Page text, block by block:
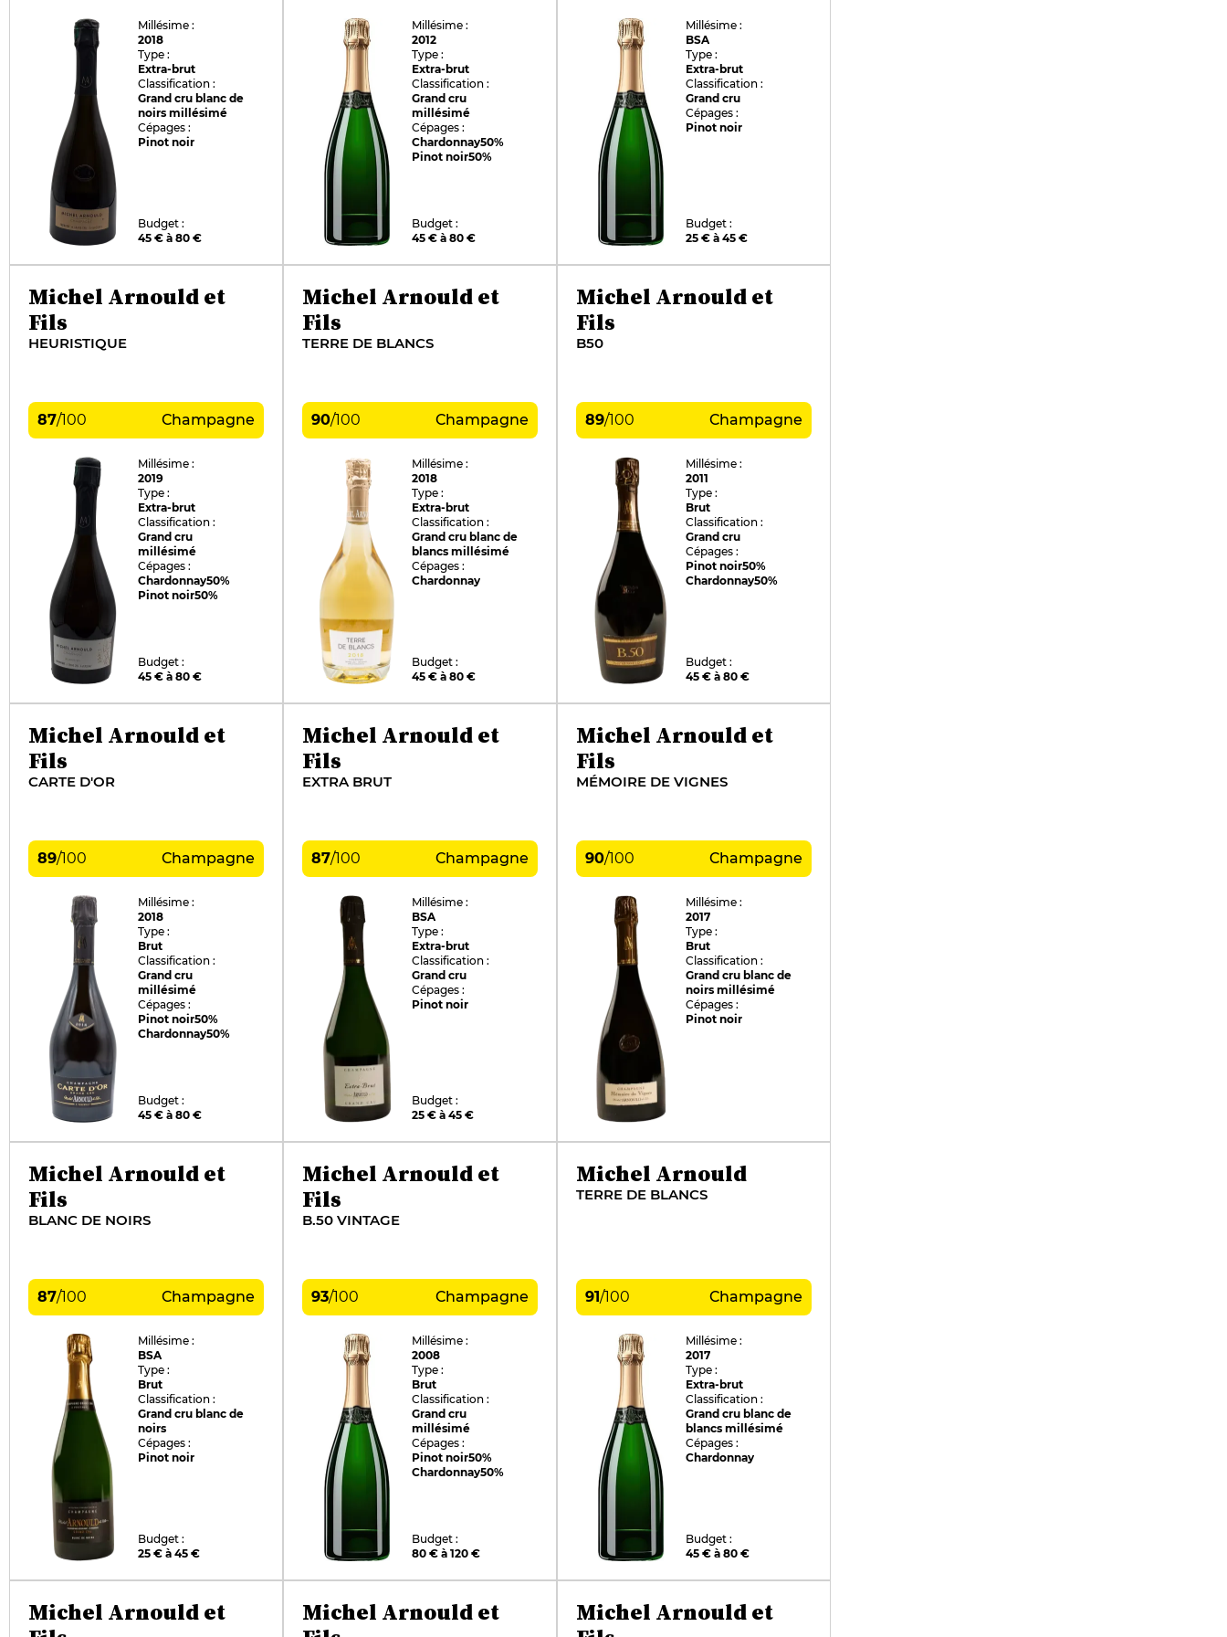
Millésime :
2018
Type :
Extra-brut
Classification :
Grand cru blanc de
noirs millésimé
Cépages :
Pinot noir
Budget :
45 € à 80 €
Millésime :
2012
Type :
Extra-brut
Classification :
Grand cru
millésimé
Cépages :
Chardonnay50%
Pinot noir50%
Budget :
45 € à 80 €
Millésime :
BSA
Type :
Extra-brut
Classification :
Grand cru
Cépages :
Pinot noir
Budget :
25 € à 45 €
Michel Arnould et
Fils
HEURISTIQUE
87/100 Champagne
Millésime :
2019
Type :
Extra-brut
Classification :
Grand cru
millésimé
Cépages :
Chardonnay50%
Pinot noir50%
Budget :
45 € à 80 €
Michel Arnould et
Fils
TERRE DE BLANCS
90/100 Champagne
Millésime :
2018
Type :
Extra-brut
Classification :
Grand cru blanc de
blancs millésimé
Cépages :
Chardonnay
Budget :
45 € à 80 €
Michel Arnould et
Fils
B50
89/100 Champagne
Millésime :
2011
Type :
Brut
Classification :
Grand cru
Cépages :
Pinot noir50%
Chardonnay50%
Budget :
45 € à 80 €
Michel Arnould et
Fils
CARTE D'OR
89/100 Champagne
Millésime :
2018
Type :
Brut
Classification :
Grand cru
millésimé
Cépages :
Pinot noir50%
Chardonnay50%
Budget :
45 € à 80 €
Michel Arnould et
Fils
EXTRA BRUT
87/100 Champagne
Millésime :
BSA
Type :
Extra-brut
Classification :
Grand cru
Cépages :
Pinot noir
Budget :
25 € à 45 €
Michel Arnould et
Fils
MÉMOIRE DE VIGNES
90/100 Champagne
Millésime :
2017
Type :
Brut
Classification :
Grand cru blanc de
noirs millésimé
Cépages :
Pinot noir
Michel Arnould et
Fils
BLANC DE NOIRS
87/100 Champagne
Millésime :
BSA
Type :
Brut
Classification :
Grand cru blanc de
noirs
Cépages :
Pinot noir
Budget :
25 € à 45 €
Michel Arnould et
Fils
B.50 VINTAGE
93/100 Champagne
Millésime :
2008
Type :
Brut
Classification :
Grand cru
millésimé
Cépages :
Pinot noir50%
Chardonnay50%
Budget :
80 € à 120 €
Michel Arnould
TERRE DE BLANCS
91/100 Champagne
Millésime :
2017
Type :
Extra-brut
Classification :
Grand cru blanc de
blancs millésimé
Cépages :
Chardonnay
Budget :
45 € à 80 €
Michel Arnould et
Michel Arnould et
Michel Arnould et